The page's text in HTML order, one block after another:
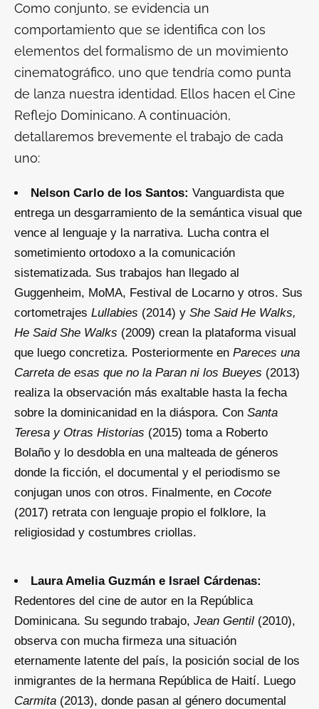
Como conjunto, se evidencia un
comportamiento que se identifica con los
elementos del formalismo de un movimiento
cinematográfico, uno que tendría como punta
de lanza nuestra identidad. Ellos hacen el Cine
Reflejo Dominicano. A continuación,
detallaremos brevemente el trabajo de cada
uno:
Nelson Carlo de los Santos: Vanguardista que
entrega un desgarramiento de la semántica visual que
vence al lenguaje y la narrativa. Lucha contra el
sometimiento ortodoxo a la comunicación
sistematizada. Sus trabajos han llegado al
Guggenheim, MoMA, Festival de Locarno y otros. Sus
cortometrajes Lullabies (2014) y She Said He Walks,
He Said She Walks (2009) crean la plataforma visual
que luego concretiza. Posteriormente en Pareces una
Carreta de esas que no la Paran ni los Bueyes (2013)
realiza la observación más exaltable hasta la fecha
sobre la dominicanidad en la diáspora. Con Santa
Teresa y Otras Historias (2015) toma a Roberto
Bolaño y lo desdobla en una malteada de géneros
donde la ficción, el documental y el periodismo se
conjugan unos con otros. Finalmente, en Cocote
(2017) retrata con lenguaje propio el folklore, la
religiosidad y costumbres criollas.
Laura Amelia Guzmán e Israel Cárdenas:
Redentores del cine de autor en la República
Dominicana. Su segundo trabajo, Jean Gentil (2010),
observa con mucha firmeza una situación
eternamente latente del país, la posición social de los
inmigrantes de la hermana República de Haití. Luego
Carmita (2013), donde pasan al género documental